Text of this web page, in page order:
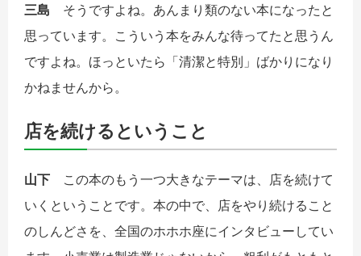
三島 そうですよね。あんまり類のない本になったと
思っています。こういう本をみんな待ってたと思うん
ですよね。ほっといたら「清潔と特別」ばかりになり
かねませんから。
店を続けるということ
山下 この本のもう一つ大きなテーマは、店を続けて
いくということです。本の中で、店をやり続けること
のしんどさを、全国のホホホ座にインタビューしてい